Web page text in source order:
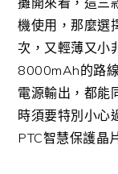
機使用，那麼選
次，又輕薄又小
8000mAh的路
電源輸出，都能
時須要特別小心
PTC智慧保護晶